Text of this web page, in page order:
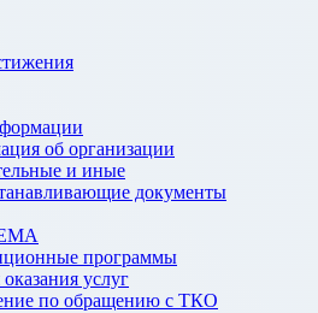
об организации
и иные
документы
программы
услуг
по обращению с ТКО